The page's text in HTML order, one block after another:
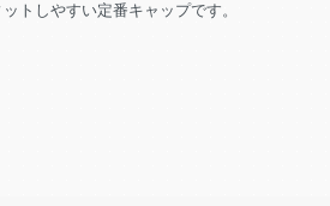
トしやすい定番キャップです。